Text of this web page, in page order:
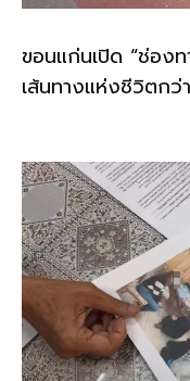
ขอนแก่นเปิด “ช่อง
เส้นทางแห่งชีวิตก